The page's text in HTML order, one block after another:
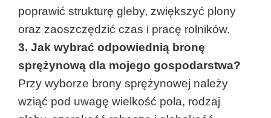
poprawić strukturę gleby, zwiększyć plony
oraz zaoszczędzić czas i pracę rolników.
3. Jak wybrać odpowiednią bronę
sprężynową dla mojego gospodarstwa?
Przy wyborze brony sprężynowej należy
wziąć pod uwagę wielkość pola, rodzaj